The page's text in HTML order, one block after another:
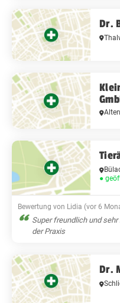
Dr.
●
Bewertung von Lidia (vor 6
Super freundlich und
der Praxis
Dr.